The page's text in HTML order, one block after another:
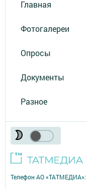
Главная
Фотогалереи
Опросы
Документы
Разное
Телефон АО «ТАТМЕДИА»: